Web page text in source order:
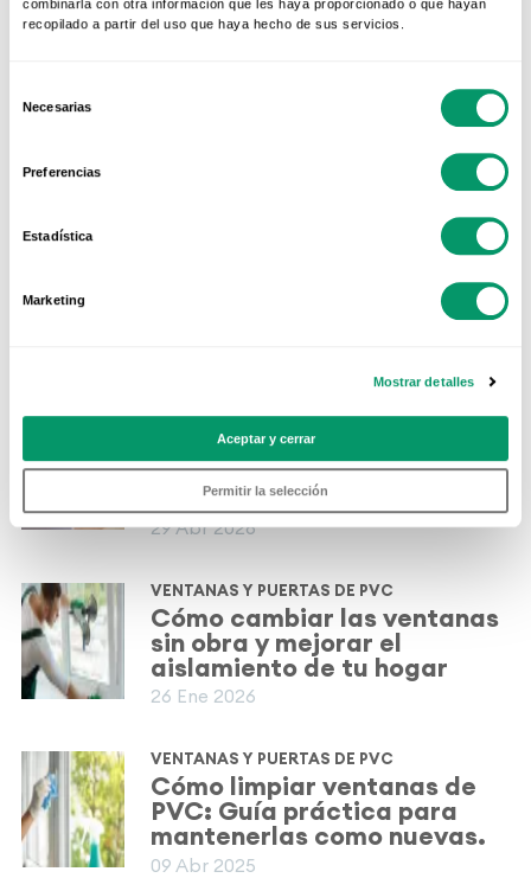
combinarla con otra información que les haya proporcionado o que hayan
recopilado a partir del uso que haya hecho de sus servicios.
Necesarias
Preferencias
Estadística
Marketing
Mostrar detalles
Aceptar y cerrar
Permitir la selección
ARTÍCULOS RELACIONADOS
mejor forma de mantener tu
VENTANAS Y PUERTAS DE PVC
Ventanas Correderas vs
Abatibles: ¿Cuál es la mejor
opción para tu vivienda?
29 Abr 2026
VENTANAS Y PUERTAS DE PVC
Cómo cambiar las ventanas
sin obra y mejorar el
aislamiento de tu hogar
26 Ene 2026
VENTANAS Y PUERTAS DE PVC
Cómo limpiar ventanas de
PVC: Guía práctica para
mantenerlas como nuevas.
09 Abr 2025